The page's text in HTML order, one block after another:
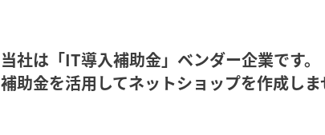
当社は「IT導入補助金」ベンダー企業です。
補助金を活用してネットショップを作成し